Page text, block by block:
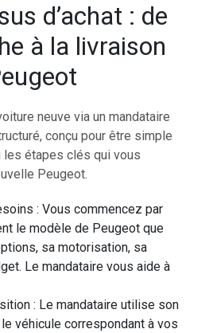
d’achat : de
à la livraison
neuve via un mandataire
conçu pour être simple
les étapes clés qui vous
Peugeot.
: Vous commencez par
le modèle de Peugeot que
sa motorisation, sa
Le mandataire vous aide à
: Le mandataire utilise son
véhicule correspondant à vos